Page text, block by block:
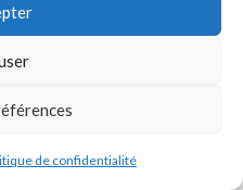
de confidentialité